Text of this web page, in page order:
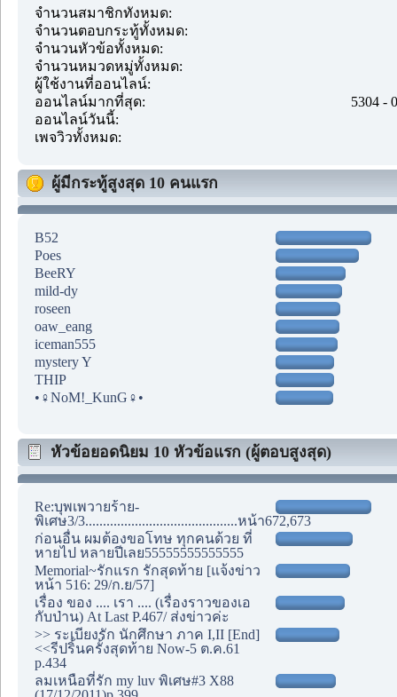
จำนวนสมาชิกทั้งหมด:
จำนวนตอบกระทู้ทั้งหมด:
จำนวนหัวข้อทั้งหมด:
จำนวนหมวดหมู่ทั้งหมด:
ผู้ใช้งานที่ออนไลน์:
ออนไลน์มากที่สุด:
5304 -
ออนไลน์วันนี้:
เพจวิวทั้งหมด:
ผู้มีกระทู้สูงสุด 10 คนแรก
B52
Poes
BeeRY
mild-dy
roseen
oaw_eang
iceman555
mystery Y
THIP
•♀NoM!_KunG♀•
หัวข้อยอดนิยม 10 หัวข้อแรก (ผู้ตอบสูงสุด)
Re:บุพเพวายร้าย-
พิเศษ3/3...........................................หน้า672,673
ก่อนอื่น ผมต้องขอโทษ ทุกคนด้วย ที่
หายไป หลายปีเลย55555555555555
Memorial~รักแรก รักสุดท้าย [แจ้งข่าว
หน้า 516: 29/ก.ย/57]
เรื่อง ของ .... เรา .... (เรื่องราวของเอ
กับป่าน) At Last P.467/ ส่งข่าวค่ะ
>> ระเบียงรัก นักศึกษา ภาค I,II [End]
<<รีปริ้นครั้งสุดท้าย Now-5 ต.ค.61
p.434
ลมเหนือที่รัก my luv พิเศษ#3 X88